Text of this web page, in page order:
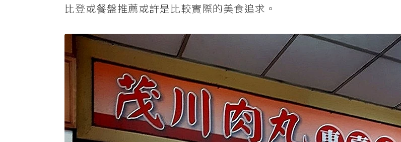
比登或餐盤推薦或許是比較實際的美食追求。